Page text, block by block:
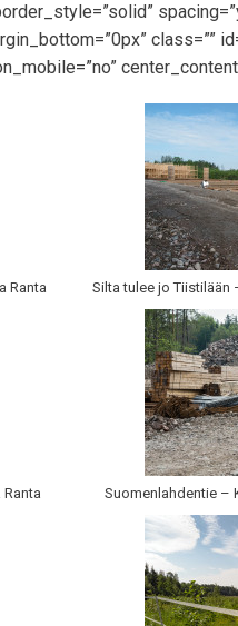
class=””
Ranta Silta tulee jo Tiistilään
Suomenlahdentie –